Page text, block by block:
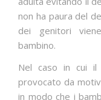
non ha paura del
dei genitori
bambino.
Nel caso in cui
provocato da
in modo che i